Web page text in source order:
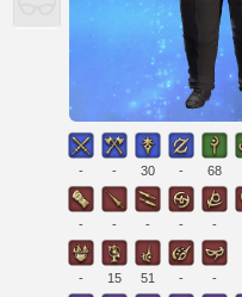
- - 30 - 68
- - - - -
- 15 51 - -